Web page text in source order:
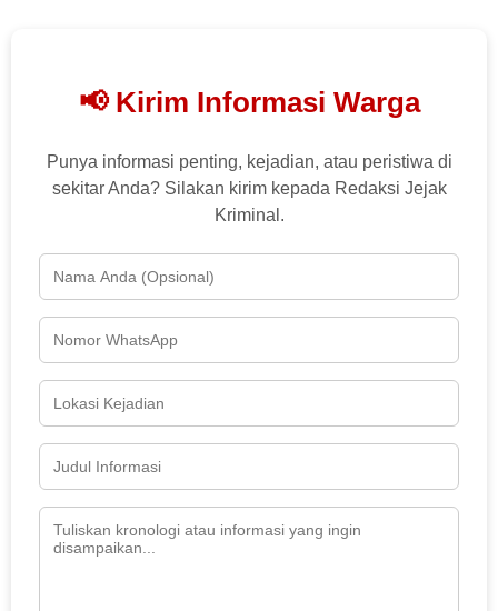
📢 Kirim Informasi Warga
Punya informasi penting, kejadian, atau peristiwa di
sekitar Anda? Silakan kirim kepada Redaksi Jejak
Kriminal.